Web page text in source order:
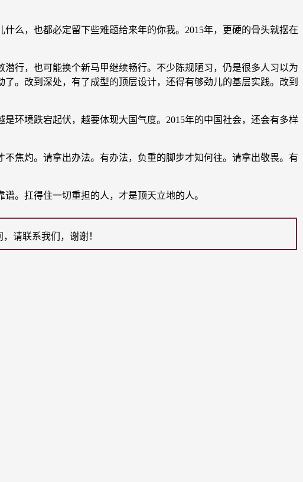
么，也都必定留下些难题给来年的你我。2015年，更硬的骨头就摆在
行，也可能换个新马甲继续畅行。不少陈规陋习，仍是很多人习以为
。改到深处，有了成型的顶层设计，还得有够劲儿的基层实践。改到
环境跌宕起伏，越要体现大国气度。2015年的中国社会，还会有多样
焦灼。请拿出办法。有办法，负重的脚步才知何往。请拿出敬畏。有
。扛得住一切重担的人，才是顶天立地的人。
请联系我们，谢谢！